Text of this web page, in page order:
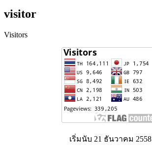
visitor
Visitors
เริ่มนับ 21 ธันวาคม 2558